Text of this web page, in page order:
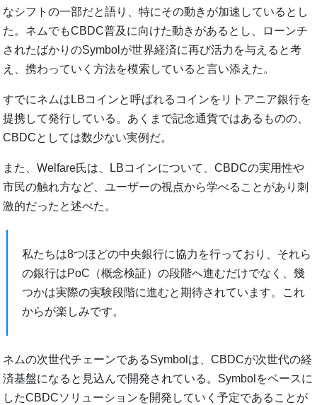
なシフトの一部だと語り、特にその動きが加速しているとし
た。ネムでもCBDC普及に向けた動きがあるとし、ローンチ
されたばかりのSymbolが世界経済に再び活力を与えると考
え、携わっていく方法を模索していると言い添えた。
すでにネムはLBコインと呼ばれるコインをリトアニア銀行を
提携して発行している。あくまで記念通貨ではあるものの、
CBDCとしては数少ない実例だ。
また、Welfare氏は、LBコインについて、CBDCの実用性や
市民の触れ方など、ユーザーの視点から学べることがあり刺
激的だったと述べた。
私たちは8つほどの中央銀行に協力を行っており、それら
の銀行はPoC（概念検証）の段階へ進むだけでなく、幾
つかは実際の実験段階に進むと期待されています。これ
からが楽しみです。
ネムの次世代チェーンであるSymbolは、CBDCが次世代の経
済基盤になると見込んで開発されている。Symbolをベースに
したCBDCソリューションを開発していく予定であることが